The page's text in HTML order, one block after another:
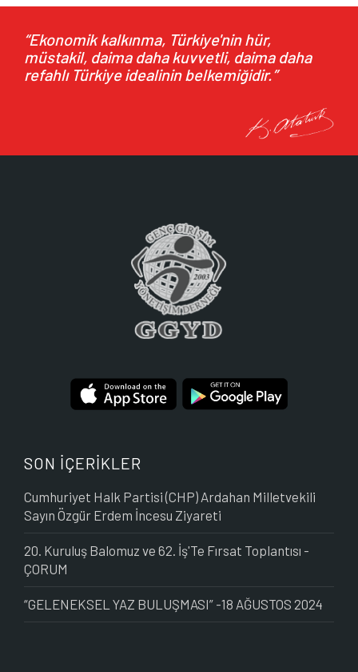
29.07.2026
27 Temmuz 2026 tarihinde Genel Başkanımız M. Nezih
Allıoğlu ve...
“Ekonomik kalkınma, Türkiye'nin hür,
müstakil, daima daha kuvvetli, daima daha
refahlı Türkiye idealinin belkemiğidir.”
SON İÇERİKLER
Cumhuriyet Halk Partisi (CHP) Ardahan Milletvekili
Sayın Özgür Erdem İncesu Ziyareti
20. Kuruluş Balomuz ve 62. İş'Te Fırsat Toplantısı -
ÇORUM
“GELENEKSEL YAZ BULUŞMASI” -18 AĞUSTOS 2024